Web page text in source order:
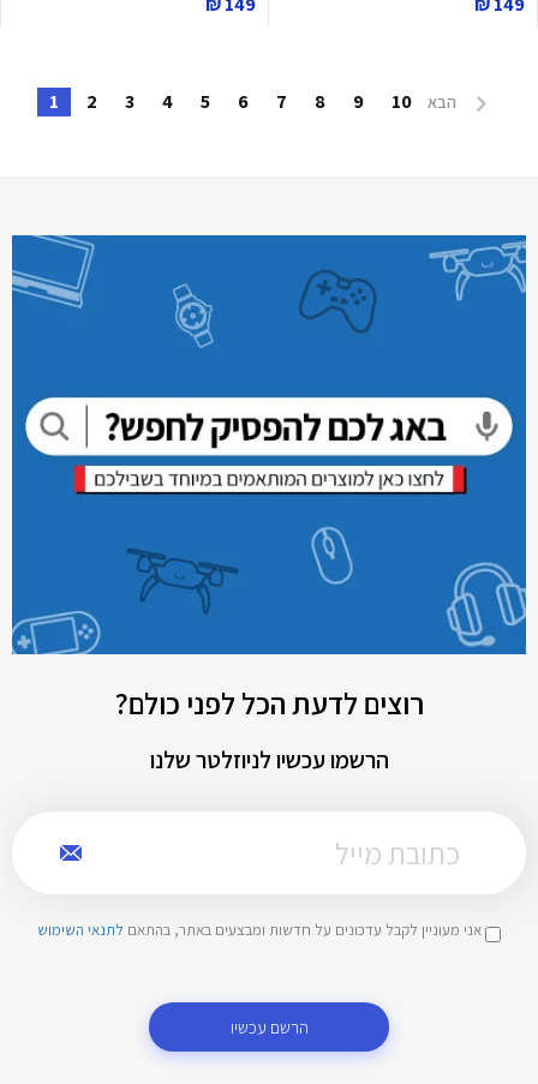
הבא 10
9
8
7
6
5
4
3
2
1
רוצים לדעת הכל לפני כולם?
הרשמו עכשיו לניוזלטר שלנו
אני מעוניין לקבל עדכונים על חדשות ומבצעים באתר, בהתאם לתנאי השימוש
הרשם עכשיו